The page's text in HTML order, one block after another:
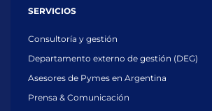
SERVICIOS
Consultoría y gestión
Departamento externo de gestión (DEG)
Asesores de Pymes en Argentina
Prensa & Comunicación